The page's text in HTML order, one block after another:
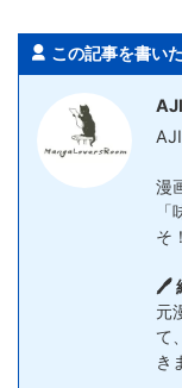
この記事を書い
AJI
漫
そ！
🖊️
元
て
き